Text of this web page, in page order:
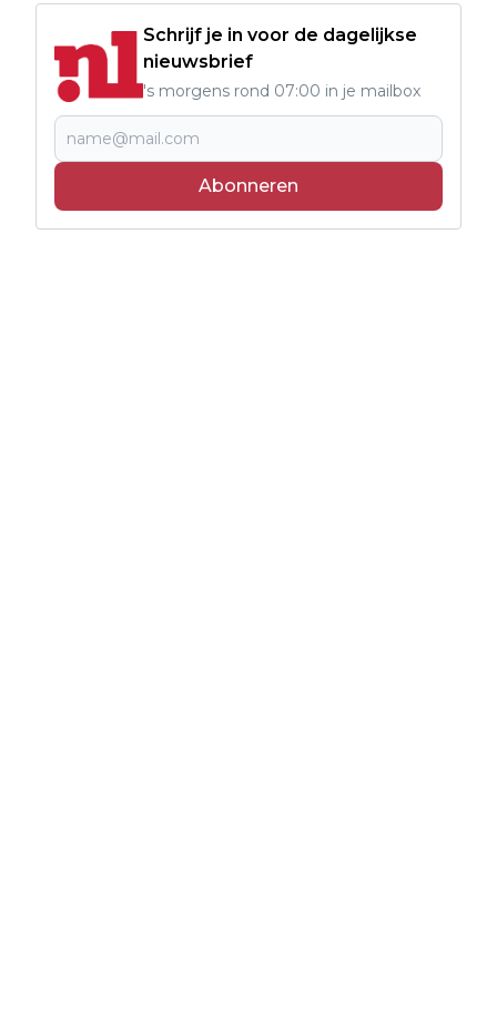
Schrijf je in voor de dagelijkse
nieuwsbrief
's morgens rond 07:00 in je mailbox
Abonneren